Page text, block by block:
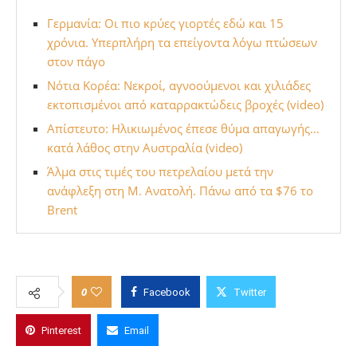
Γερμανία: Οι πιο κρύες γιορτές εδώ και 15
χρόνια. Υπερπλήρη τα επείγοντα λόγω πτώσεων
στον πάγο
Νότια Κορέα: Νεκροί, αγνοούμενοι και χιλιάδες
εκτοπισμένοι από καταρρακτώδεις βροχές (video)
Απίστευτο: Ηλικιωμένος έπεσε θύμα απαγωγής…
κατά λάθος στην Αυστραλία (video)
Άλμα στις τιμές του πετρελαίου μετά την
ανάφλεξη στη Μ. Ανατολή. Πάνω από τα $76 το
Brent
0 Facebook Twitter
Pinterest Email